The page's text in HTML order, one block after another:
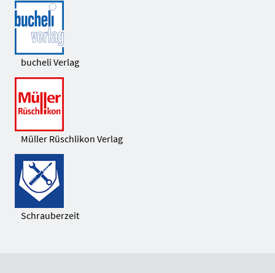
bucheli Verlag
Müller Rüschlikon Verlag
Schrauberzeit